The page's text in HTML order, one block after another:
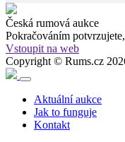
Česká rumová aukce
Pokračováním
Vstoupit na web
Copyright © Rums.cz
Aktuální aukce
Jak to funguje
Kontakt